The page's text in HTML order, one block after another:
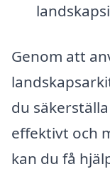
Genom att
du
effektivt och
kan du få